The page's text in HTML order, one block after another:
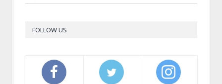
FOLLOW US